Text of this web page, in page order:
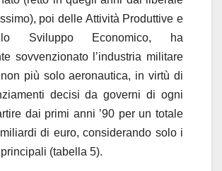
poi delle Attività Produttive e
Sviluppo Economico, ha
sovvenzionato l’industria militare
più solo aeronautica, in virtù di
decisi da governi di ogni
dai primi anni ’90 per un totale
di euro, considerando solo i
(tabella 5).